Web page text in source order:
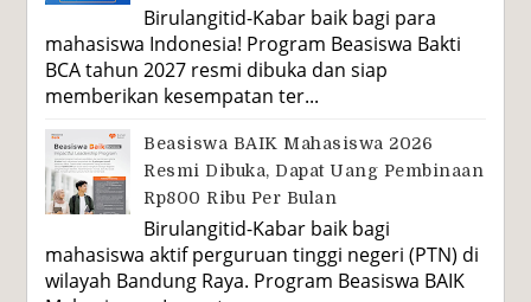
Birulangitid-Kabar baik bagi para
mahasiswa Indonesia! Program Beasiswa Bakti
BCA tahun 2027 resmi dibuka dan siap
memberikan kesempatan ter...
Beasiswa BAIK Mahasiswa 2026
Resmi Dibuka, Dapat Uang Pembinaan
Rp800 Ribu Per Bulan
Birulangitid-Kabar baik bagi
mahasiswa aktif perguruan tinggi negeri (PTN) di
wilayah Bandung Raya. Program Beasiswa BAIK